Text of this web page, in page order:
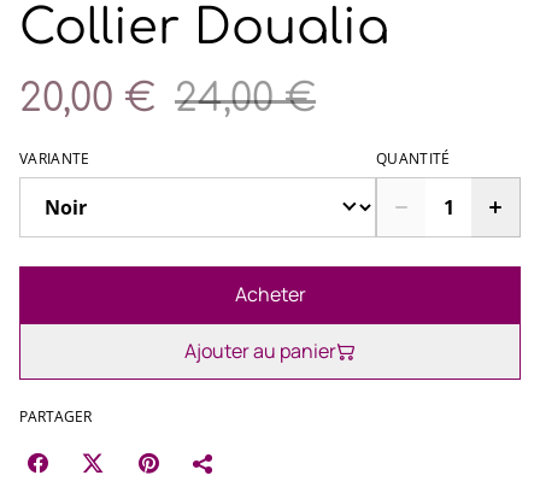
Collier Doualia
20,00 € 24,00 €
VARIANTE QUANTITÉ
Acheter
Ajouter au panier
PARTAGER